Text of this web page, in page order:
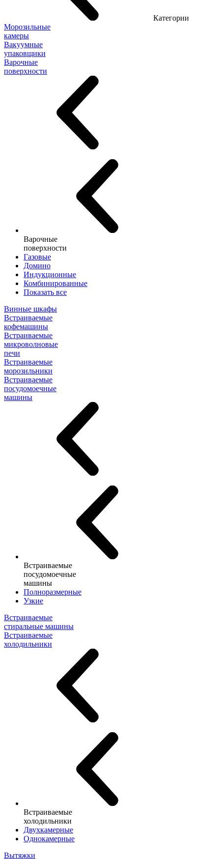
Категории
Морозильные
камеры
Вакуумные
упаковщики
Варочные
поверхности
Варочные
поверхности
Газовые
Домино
Индукционные
Комбинированные
Показать все
Винные шкафы
Встраиваемые
кофемашины
Встраиваемые
микроволновые
печи
Встраиваемые
морозильники
Встраиваемые
посудомоечные
машины
Встраиваемые
посудомоечные
машины
Полноразмерные
Узкие
Встраиваемые
стиральные машины
Встраиваемые
холодильники
Встраиваемые
холодильники
Двухкамерные
Однокамерные
Вытяжки